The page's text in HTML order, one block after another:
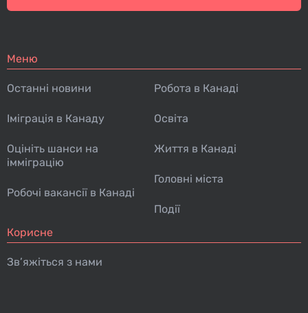
Меню
Останні новини
Іміграція в Канаду
Оцініть шанси на
імміграцію
Робочі вакансії в Канаді
Робота в Канаді
Освіта
Життя в Канаді
Головні міста
Події
Корисне
Зв’яжіться з нами